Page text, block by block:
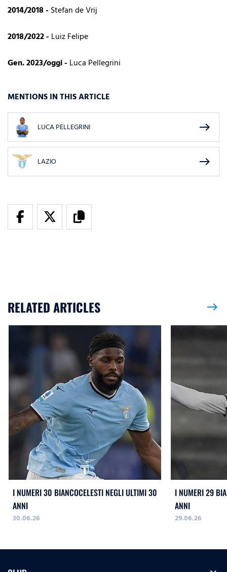
2014/2018 - Stefan de Vrij
2018/2022 - Luiz Felipe
Gen. 2023/oggi - Luca Pellegrini
MENTIONS IN THIS ARTICLE
LUCA PELLEGRINI east
LAZIO east
RELATED ARTICLES east
I NUMERI 30 BIANCOCELESTI NEGLI ULTIMI 30
ANNI
30.06.26
I NUMERI 29
ANNI
29.06.26